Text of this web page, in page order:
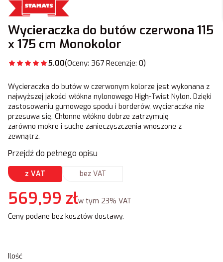
Wycieraczka do butów czerwona 115
x 175 cm Monokolor
5.00(Oceny: 367 Recenzje: 0)
Wycieraczka do butów w czerwonym kolorze jest wykonana z
najwyższej jakości włókna nylonowego High-Twist Nylon. Dzięki
zastosowaniu gumowego spodu i borderów, wycieraczka nie
przesuwa się. Chłonne włókno dobrze zatrzymuję
zarówno mokre i suche zanieczyszczenia wnoszone z
zewnątrz.
Przejdź do pełnego opisu
z VAT bez VAT
Cena
569,99 złw tym 23% VAT
w tym 23% VAT
Ceny podane bez kosztów dostawy.
Ilość